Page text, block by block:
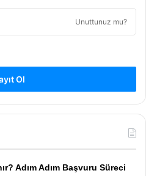
Unuttunuz mu?
Ol
Adım Adım Başvuru Süreci